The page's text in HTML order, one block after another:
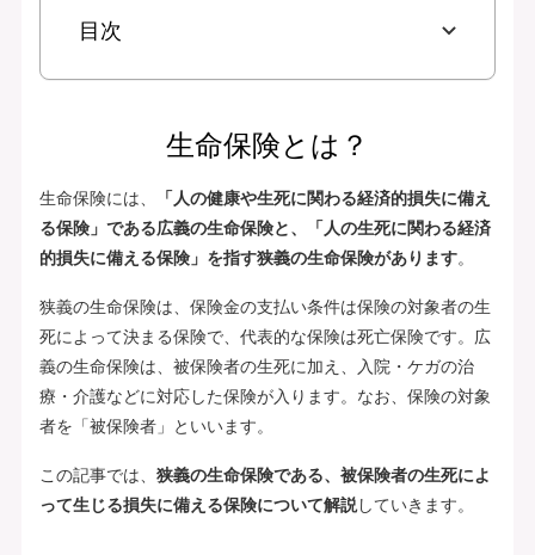
目次
生命保険とは？
生命保険には、
「人の健康や生死に関わる経済的損失に備え
る保険」である広義の生命保険と、「人の生死に関わる経済
的損失に備える保険」を指す狭義の生命保険があります。
狭義の生命保険は、保険金の支払い条件は保険の対象者の生
死によって決まる保険で、代表的な保険は死亡保険です。広
義の生命保険は、被保険者の生死に加え、入院・ケガの治
療・介護などに対応した保険が入ります。なお、保険の対象
者を「被保険者」といいます。
この記事では、 狭義の生命保険である、被保険者の生死によ
って生じる損失に備える保険について解説していきます。